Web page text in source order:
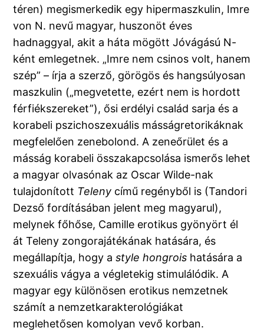
téren) megismerkedik egy hipermaszkulin, Imre
von N. nevű magyar, huszonöt éves
hadnaggyal, akit a háta mögött Jóvágású N-
ként emlegetnek. „Imre nem csinos volt, hanem
szép” – írja a szerző, görögös és hangsúlyosan
maszkulin („megvetette, ezért nem is hordott
férfiékszereket”), ősi erdélyi család sarja és a
korabeli pszichoszexuális másságretorikáknak
megfelelően zenebolond. A zeneőrület és a
másság korabeli összakapcsolása ismerős lehet
a magyar olvasónak az Oscar Wilde-nak
tulajdonított Teleny című regényből is (Tandori
Dezső fordításában jelent meg magyarul),
melynek főhőse, Camille erotikus gyönyört él
át Teleny zongorajátékának hatására, és
megállapítja, hogy astyle hongrois hatására a
szexuális vágya a végletekig stimulálódik. A
magyar egy különösen erotikus nemzetnek
számít a nemzetkarakterológiákat
meglehetősen komolyan vevő korban.